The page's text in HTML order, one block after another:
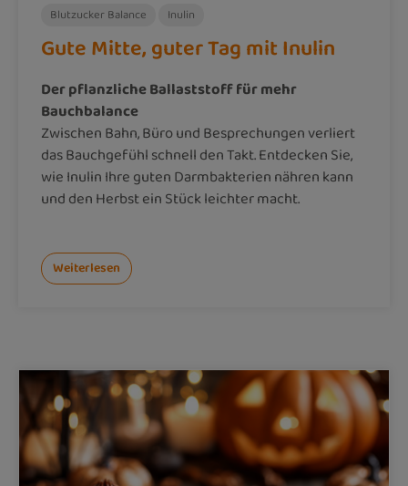
Blutzucker Balance
Inulin
Gute Mitte, guter Tag mit Inulin
Der pflanzliche Ballaststoff für mehr
Bauchbalance
Zwischen Bahn, Büro und Besprechungen verliert
das Bauchgefühl schnell den Takt. Entdecken Sie,
wie Inulin Ihre guten Darmbakterien nähren kann
und den Herbst ein Stück leichter macht.
Weiterlesen